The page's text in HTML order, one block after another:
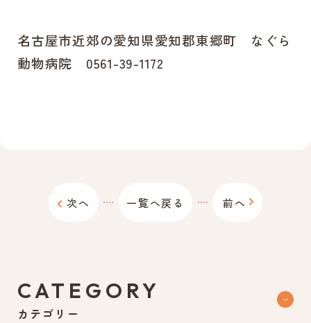
名古屋市近郊の愛知県愛知郡東郷町 なぐら
動物病院 0561-39-1172
次へ 一覧へ戻る 前へ
CATEGORY
カテゴリー